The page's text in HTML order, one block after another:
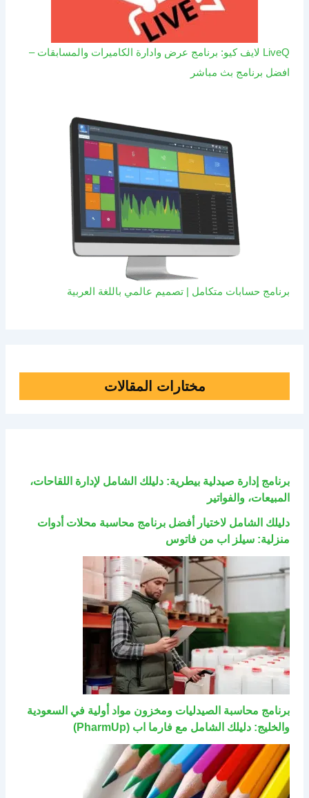
LiveQ لايف كيو: برنامج عرض وادارة الكاميرات والمسابقات –
افضل برنامج بث مباشر
برنامج حسابات متكامل | تصميم عالمي باللغة العربية
مختارات المقالات
برنامج إدارة صيدلية بيطرية: دليلك الشامل لإدارة اللقاحات،
المبيعات، والفواتير
دليلك الشامل لاختيار أفضل برنامج محاسبة محلات أدوات
منزلية: سيلز اب من فاتوس
برنامج محاسبة الصيدليات ومخزون مواد أولية في السعودية
والخليج: دليلك الشامل مع فارما اب (PharmUp)